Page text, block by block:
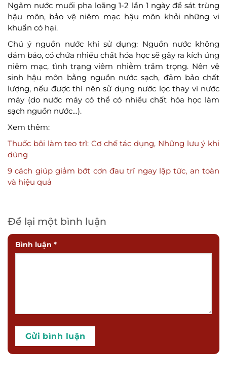
Ngâm nước muối pha loãng 1-2 lần 1 ngày để sát trùng
hậu môn, bảo vệ niêm mạc hậu môn khỏi những vi
khuẩn có hại.
Chú ý nguồn nước khi sử dụng: Nguồn nước không
đảm bảo, có chứa nhiều chất hóa học sẽ gây ra kích ứng
niêm mạc, tình trạng viêm nhiễm trầm trọng. Nên vệ
sinh hậu môn bằng nguồn nước sạch, đảm bảo chất
lượng, nếu được thì nên sử dụng nước lọc thay vì nước
máy (do nước máy có thể có nhiều chất hóa học làm
sạch nguồn nước…).
Xem thêm:
Thuốc bôi làm teo trĩ: Cơ chế tác dụng, Những lưu ý khi
dùng
9 cách giúp giảm bớt cơn đau trĩ ngay lập tức, an toàn
và hiệu quả
Để lại một bình luận
Bình luận *